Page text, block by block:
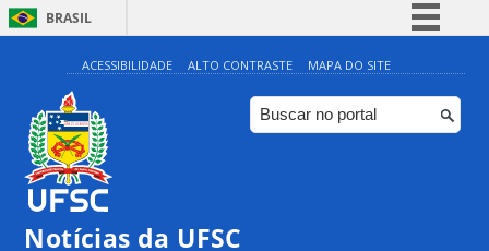
BRASIL
Simplifique!
Comunica BR
Participe
ACESSIBILIDADE ALTO CONTRASTE MAPA DO SITE
Notícias da UFSC